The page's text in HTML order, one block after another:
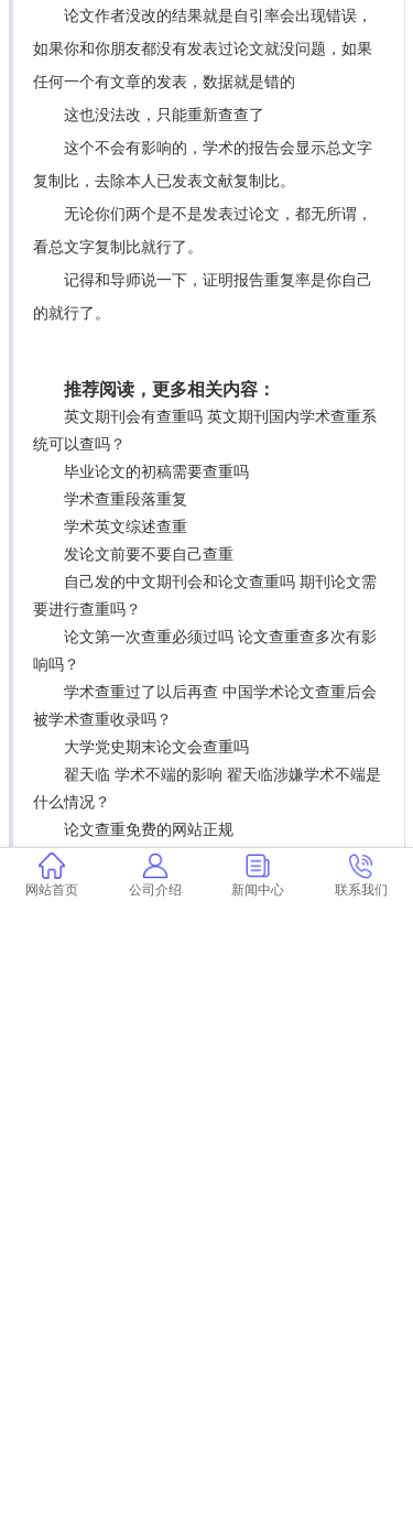
论文作者没改的结果就是自引率会出现错误，
如果你和你朋友都没有发表过论文就没问题，如果
任何一个有文章的发表，数据就是错的
这也没法改，只能重新查查了
这个不会有影响的，学术的报告会显示总文字
复制比，去除本人已发表文献复制比。
无论你们两个是不是发表过论文，都无所谓，
看总文字复制比就行了。
记得和导师说一下，证明报告重复率是你自己
的就行了。
推荐阅读，更多相关内容：
英文期刊会有查重吗 英文期刊国内学术查重系
统可以查吗？
毕业论文的初稿需要查重吗
学术查重段落重复
学术英文综述查重
发论文前要不要自己查重
自己发的中文期刊会和论文查重吗 期刊论文需
要进行查重吗？
论文第一次查重必须过吗 论文查重查多次有影
响吗？
学术查重过了以后再查 中国学术论文查重后会
被学术查重收录吗？
大学党史期末论文会查重吗
翟天临 学术不端的影响 翟天临涉嫌学术不端是
什么情况？
论文查重免费的网站正规
学术论文去哪下载查重文献
学校图书馆查重和学术查重
网站首页 公司介绍 新闻中心 联系我们